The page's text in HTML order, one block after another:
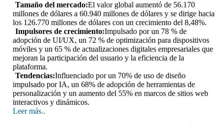
Tamaño del mercado:El valor global aumentó de 56.170
millones de dólares a 60.940 millones de dólares y se dirige hacia
los 126.770 millones de dólares con un crecimiento del 8,48%.
Impulsores de crecimiento:Impulsado por un 78 % de
adopción de UI/UX, un 72 % de optimización para dispositivos
móviles y un 65 % de actualizaciones digitales empresariales que
mejoran la participación del usuario y la eficiencia de la
plataforma.
Tendencias:Influenciado por un 70% de uso de diseño
impulsado por IA, un 68% de adopción de herramientas de
personalización y un aumento del 55% en marcos de sitios web
interactivos y dinámicos.
Leer más..